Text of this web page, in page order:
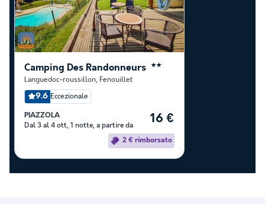
Camping Des Randonneurs ★★
Languedoc-roussillon, Fenouillet
9.6 Eccezionale
PIAZZOLA
Dal 3 al 4 ott, 1 notte, a partire da
16 €
2 € rimborsato